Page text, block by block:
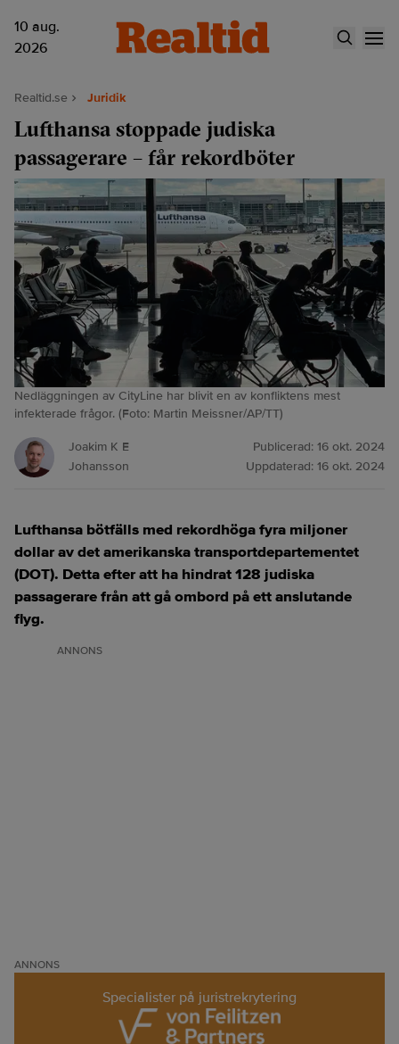
10 aug.
2026
Realtid.se Juridik
Lufthansa stoppade judiska
passagerare – får rekordböter
Nedläggningen av CityLine har blivit en av konfliktens mest
infekterade frågor. (Foto: Martin Meissner/AP/TT)
Joakim K E
Johansson
Publicerad: 16 okt. 2024
Uppdaterad: 16 okt. 2024
Lufthansa bötfälls med rekordhöga fyra miljoner
dollar av det amerikanska transportdepartementet
(DOT). Detta efter att ha hindrat 128 judiska
passagerare från att gå ombord på ett anslutande
flyg.
ANNONS
ANNONS
Specialister på juristrekrytering